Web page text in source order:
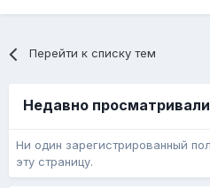
Перейти к списку тем
Недавно
Ни один зарегистрированный
эту страницу.